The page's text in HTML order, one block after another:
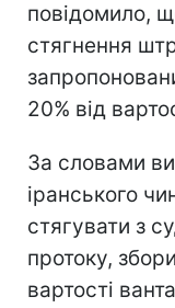
повідомило,
стягнення
20% від
За словами
іранського
стягувати з
протоку,
вартості